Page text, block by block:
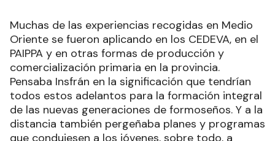
Muchas de las experiencias recogidas en Medio
Oriente se fueron aplicando en los CEDEVA, en el
PAIPPA y en otras formas de producción y
comercialización primaria en la provincia.
Pensaba Insfrán en la significación que tendrían
todos estos adelantos para la formación integral
de las nuevas generaciones de formoseños. Y a la
distancia también pergeñaba planes y programas